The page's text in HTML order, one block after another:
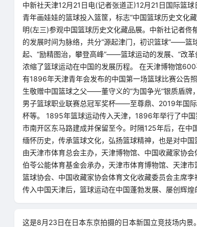
中新社天津12月21日电(记者张道正)12月21日国际篮
青年画娃娃的篮球投入篮筐，标志“中国篮球历史文化
明(左三)参观中国篮球历史文化藏品展。中新社记者佟
的发展时间为脉络，共分“源起津门，初识篮球”——
起、“励精图治，攀登高峰”——篮球运动的发展、“改
浓缩了篮球运动在中国的发展历程。 在天津博物馆
有1896年天津青年会发布的中国第一场篮球比赛公告
生敬赠中国篮球之父——董守义的“为国争光”银质盾牌
男子篮球职业联赛总冠军奖杯——至尊鼎、2019年国
杯等。 1895年篮球运动传入天津，1896年举行了中
市南开区东马路建成并保留至今。时隔125年后，在
缅怀历史，传承篮球文化，弘扬篮球精神，也是对中
由天津市体育总会主办，天津博物馆、中国收藏家协
伯苓公能体育基金会承办，天津市体育博物馆、天津
篮球协会、中国收藏家协会体育文化收藏委员会主席
传入中国天津后，篮球运动在中国蓬勃发展、屡创辉煌
这是8月23日在日本东京拍摄的日本新国立竞技场内